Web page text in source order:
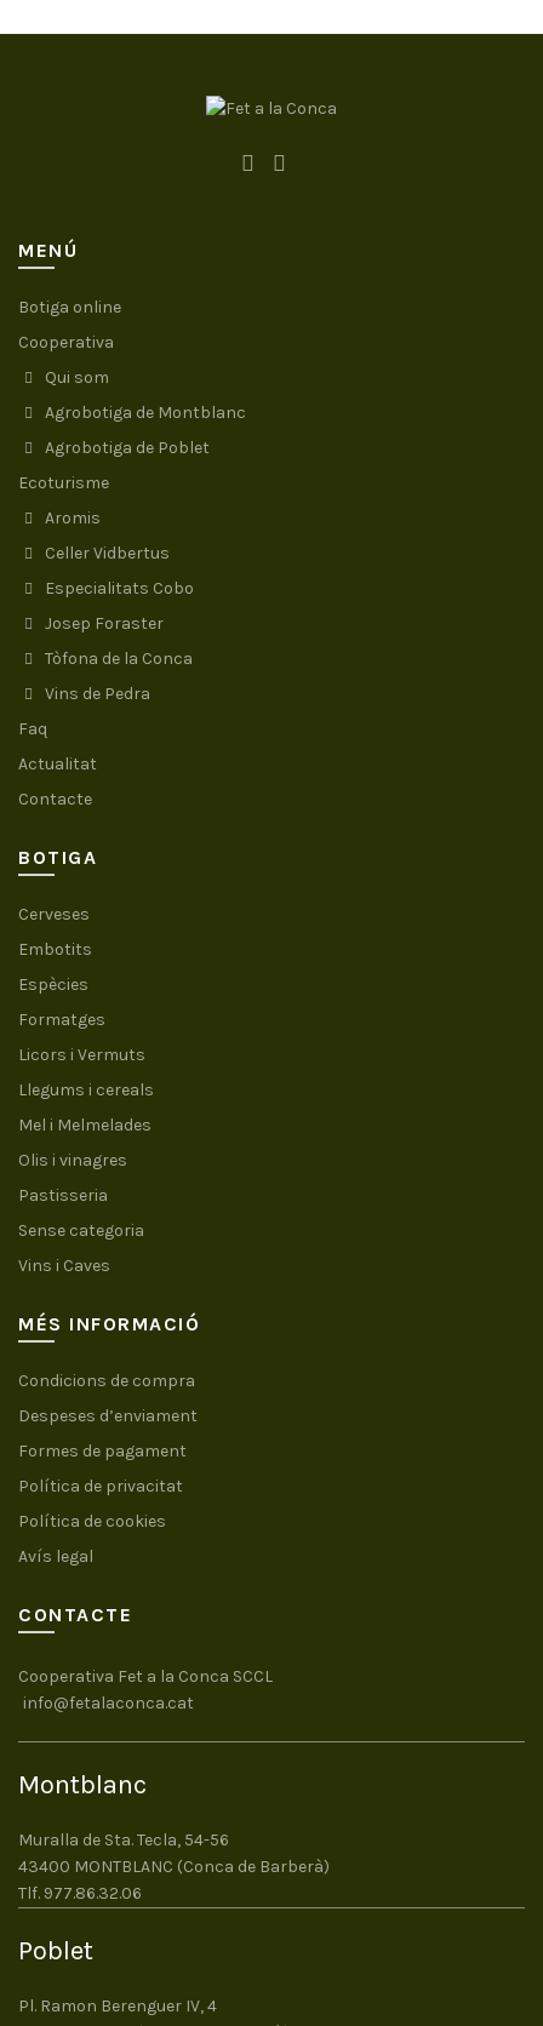
MENÚ
Botiga online
Cooperativa
Qui som
Agrobotiga de Montblanc
Agrobotiga de Poblet
Ecoturisme
Aromis
Celler Vidbertus
Especialitats Cobo
Josep Foraster
Tòfona de la Conca
Vins de Pedra
Faq
Actualitat
Contacte
BOTIGA
Cerveses
Embotits
Espècies
Formatges
Licors i Vermuts
Llegums i cereals
Mel i Melmelades
Olis i vinagres
Pastisseria
Sense categoria
Vins i Caves
MÉS INFORMACIÓ
Condicions de compra
Despeses d’enviament
Formes de pagament
Política de privacitat
Política de cookies
Avís legal
CONTACTE
Cooperativa Fet a la Conca SCCL
info@fetalaconca.cat
Montblanc
Muralla de Sta. Tecla, 54-56
43400 MONTBLANC (Conca de Barberà)
Tlf. 977.86.32.06
Poblet
Pl. Ramon Berenguer IV, 4